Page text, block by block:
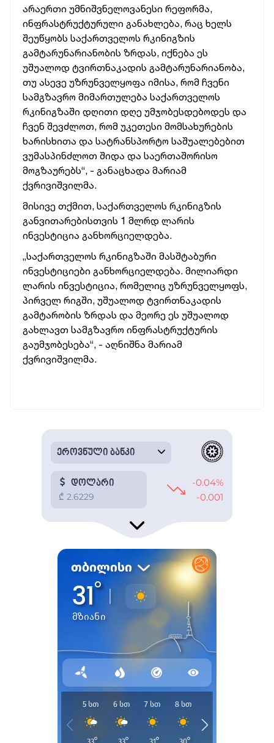
არაერთი უმნიშვნელოვანესი რეფორმა,
ინფრასტრუქტურული განახლება, რაც ხელს
შეუწყობს საქართველოს რკინიგზის
გამტარუნარიანობის ზრდას, იქნება ეს
უშუალოდ ტვირთნაკადის გამტარუნარიანობა,
თუ ასევე უზრუნველყოფა იმისა, რომ ჩვენი
სამგზავრო მიმართულება საქართველოს
რკინიგზაში დღითი დღე უმჯობესდებოდეს და
ჩვენ შევძლოთ, რომ უკეთესი მომსახურების
ხარისხითა და სატრანსპორტო საშუალებებით
ვუმასპინძლოთ შიდა და საერთაშორისო
მოგზაურებს“, - განაცხადა მარიამ
ქვრივიშვილმა.
მისივე თქმით, საქართველოს რკინიგზის
განვითარებისთვის 1 მლრდ ლარის
ინვესტიცია განხორციელდება.
„საქართველოს რკინიგზაში მასშტაბური
ინვესტიციები განხორციელდება. მილიარდი
ლარის ინვესტიცია, რომელიც უზრუნველყოფს,
პირველ რიგში, უშუალოდ ტვირთნაკადის
გამტარობის ზრდას და მეორე ეს უშუალოდ
გახლავთ სამგზავრო ინფრასტრუქტურის
გაუმჯობესება“, - აღნიშნა მარიამ
ქვრივიშვილმა.